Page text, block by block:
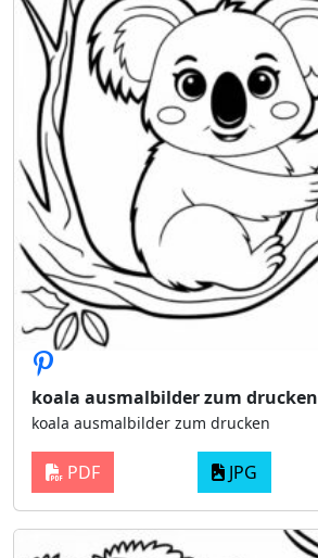
koala ausmalbilder zum drucken
koala ausmalbilder zum drucken
PDF JPG